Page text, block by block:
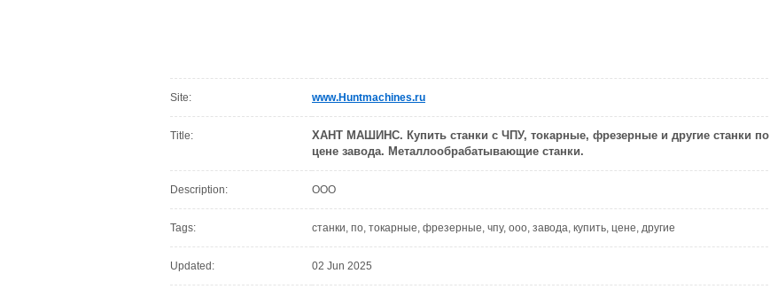
Site: www.Huntmachines.ru
Title:
ХАНТ МАШИНС. Купить станки с ЧПУ, токарные, фрезерные и другие станки по
цене завода. Металлообрабатывающие станки.
Description: ООО
Tags: станки, по, токарные, фрезерные, чпу, ооо, завода, купить, цене, другие
Updated: 02 Jun 2025